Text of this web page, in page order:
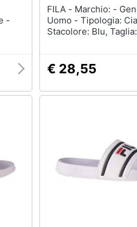
-
FILA - Marchio: - Genere:
Uomo - Tipologia:
Stacolore: Blu,
€ 28,55